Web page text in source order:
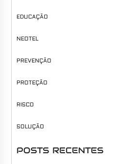
EDUCAÇÃO
NEOTEL
PREVENÇÃO
PROTEÇÃO
RISCO
SOLUÇÃO
POSTS RECENTES